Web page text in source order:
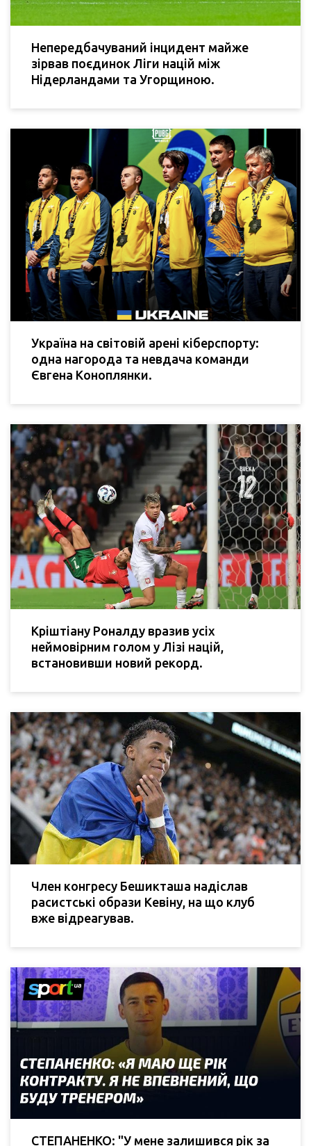
Непередбачуваний інцидент майже
зірвав поєдинок Ліги націй між
Нідерландами та Угорщиною.
Україна на світовій арені кіберспорту:
одна нагорода та невдача команди
Євгена Коноплянки.
Кріштіану Роналду вразив усіх
неймовірним голом у Лізі націй,
встановивши новий рекорд.
Член конгресу Бешикташа надіслав
расистські образи Кевіну, на що клуб
вже відреагував.
СТЕПАНЕНКО: "У мене залишився рік за